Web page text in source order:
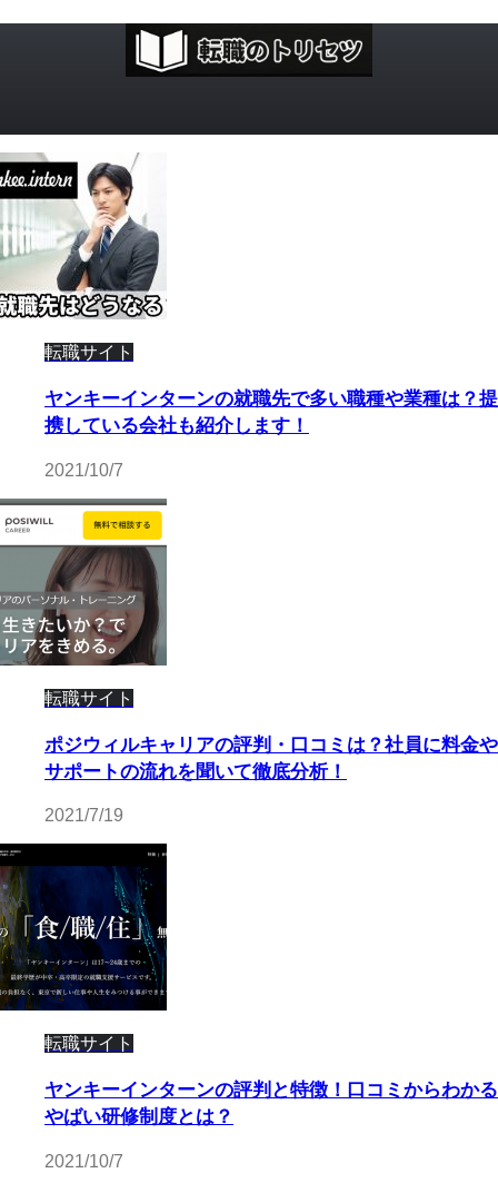
転職サイト
ヤンキーインターンの就職先で多い職種や業種は？提
携している会社も紹介します！
2021/10/7
転職サイト
ポジウィルキャリアの評判・口コミは？社員に料金や
サポートの流れを聞いて徹底分析！
2021/7/19
転職サイト
ヤンキーインターンの評判と特徴！口コミからわかる
やばい研修制度とは？
2021/10/7